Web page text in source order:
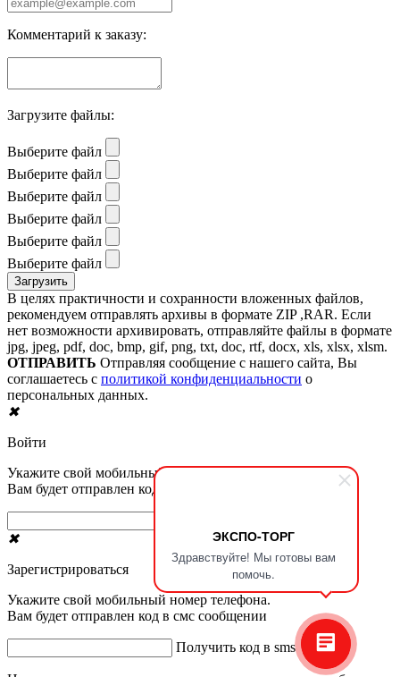
ЭКСПО-ТОРГ
Здравствуйте! Мы готовы вам
помочь.
Комментарий к заказу:
Загрузите файлы:
Выберите файл
Выберите файл
Выберите файл
Выберите файл
Выберите файл
Выберите файл
В целях практичности и сохранности вложенных файлов,
рекомендуем отправлять архивы в формате ZIP ,RAR. Если
нет возможности архивировать, отправляйте файлы в формате
jpg, jpeg, pdf, doc, bmp, gif, png, txt, doc, rtf, docx, xls, xlsx, xlsm.
ОТПРАВИТЬ Отправляя сообщение с нашего сайта, Вы
соглашаетесь с политикой конфиденциальности о
персональных данных.
✖
Войти
Укажите свой мобильный номер телефона.
Вам будет отправлен код в смс сообщении
✖
Зарегистрироваться
Укажите свой мобильный номер телефона.
Вам будет отправлен код в смс сообщении
Получить код в sms